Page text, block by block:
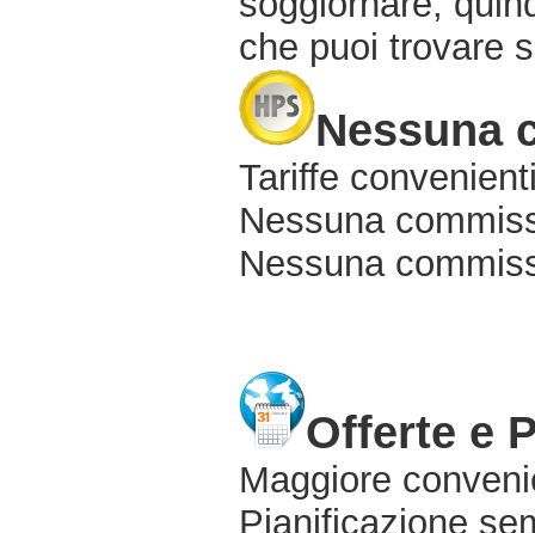
che puoi trovare
Nessuna
Tariffe
Nessuna
Nessuna
Offerte e
Maggiore
Pianificazione